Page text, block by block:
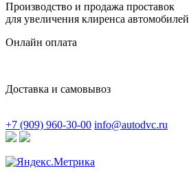
Производство и продажа проставок
для увеличения клиренса автомобилей
Онлайн оплата
Доставка и самовывоз
+7 (909) 960-30-00 info@autodvc.ru